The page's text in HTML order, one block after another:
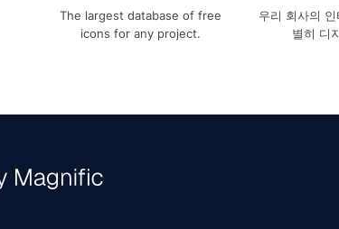
The largest database of free
icons for any project.
우리 회사의
별히 디